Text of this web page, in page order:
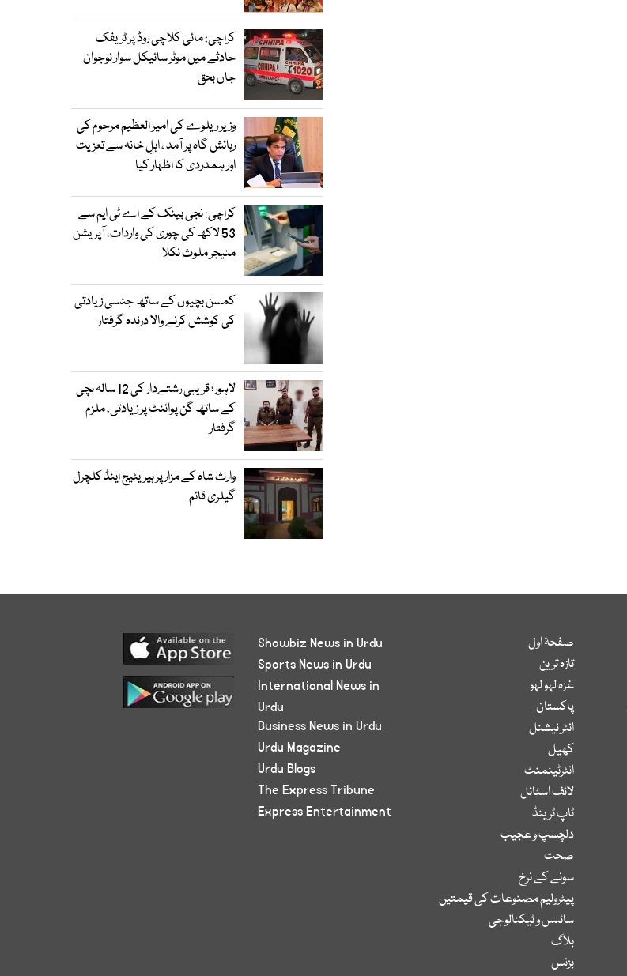
کراچی: مائی کلاچی روڈ پر ٹریفک
حادثے میں موٹر سائیکل سوار نوجوان
جاں بحق
وزیر ریلوے کی امیر العظیم مرحوم کی
رہائش گاہ پر آمد ، اہلِ خانہ سے تعزیت
اور ہمدردی کا اظہار کیا
کراچی: نجی بینک کے اے ٹی ایم سے
53 لاکھ کی چوری کی واردات، آپریشن
منیجر ملوث نکلا
کمسن بچیوں کے ساتھ جنسی زیادتی
کی کوشش کرنے والا درندہ گرفتار
لاہور؛ قریبی رشتےدار کی 12 سالہ بچی
کے ساتھ گن پوائنٹ پر زیادتی، ملزم
گرفتار
وارث شاہ کے مزار پر ہیریٹیج اینڈ کلچرل
گیلری قائم
صفحۂ اول
تازہ ترین
غزہ لہو لہو
پاکستان
انٹر نیشنل
کھیل
انٹرٹینمنٹ
لائف اسٹائل
ٹاپ ٹرینڈ
دلچسپ و عجیب
صحت
سونے کے نرخ
پیٹرولیم مصنوعات کی قیمتیں
سائنس و ٹیکنالوجی
بلاگ
بزنس
Showbiz News in Urdu
Sports News in Urdu
International News in
Urdu
Business News in Urdu
Urdu Magazine
Urdu Blogs
The Express Tribune
Express Entertainment